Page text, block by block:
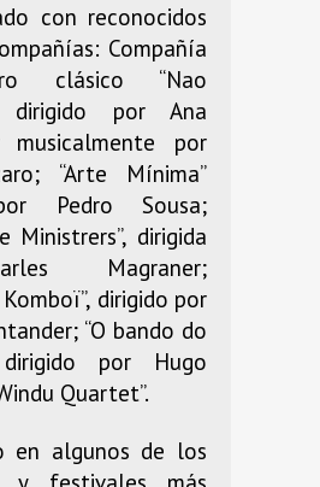
con reconocidos
Compañía
clásico “Nao
dirigido por Ana
musicalmente por
“Arte Mínima”
Pedro Sousa;
Ministrers”, dirigida
Magraner;
dirigido por
“O bando do
dirigido por Hugo
Quartet”.
en algunos de los